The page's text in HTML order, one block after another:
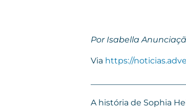
Por Isabella
Via https://
A história de Sophia